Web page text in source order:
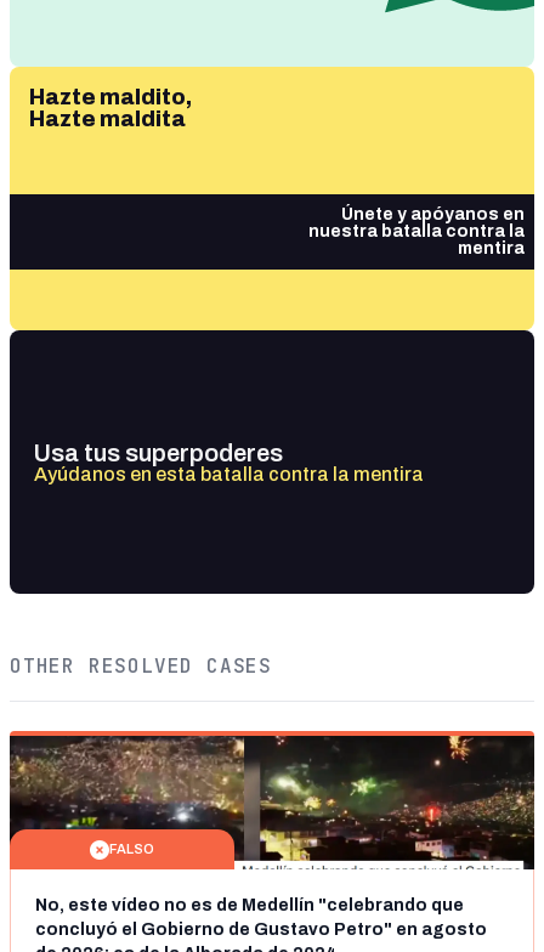
Hazte maldito,
Hazte maldita
Únete y apóyanos en
nuestra batalla contra la
mentira
Usa tus superpoderes
Ayúdanos en esta batalla contra la mentira
OTHER RESOLVED CASES
FALSO
No, este vídeo no es de Medellín "celebrando que
concluyó el Gobierno de Gustavo Petro" en agosto